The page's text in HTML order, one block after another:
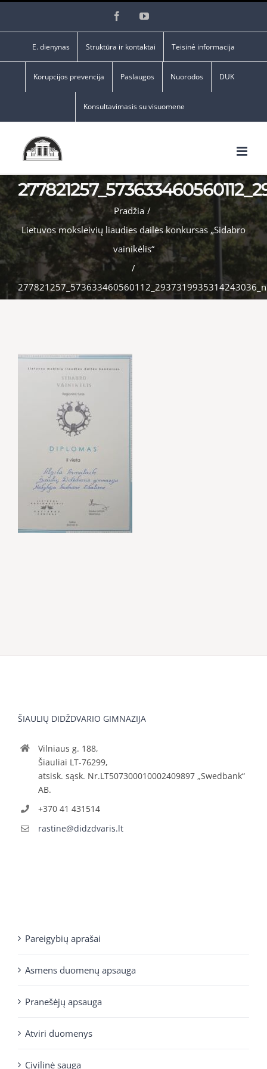
FacebookYouTube
E. dienynas Struktūra ir kontaktai Teisinė informacija
Korupcijos prevencija Paslaugos Nuorodos DUK
Konsultavimasis su visuomene
Pradžia /
Lietuvos moksleivių liaudies dailės konkursas „Sidabro
vainikėlis“
/
277821257_573633460560112_2937319935314243036_n
ŠIAULIŲ DIDŽDVARIO GIMNAZIJA
Vilniaus g. 188,
Šiauliai LT-76299,
atsisk. sąsk. Nr.LT507300010002409897 „Swedbank“
AB.
+370 41 431514
rastine@didzdvaris.lt
Pareigybių aprašai
Asmens duomenų apsauga
Pranešėjų apsauga
Atviri duomenys
Civilinė sauga